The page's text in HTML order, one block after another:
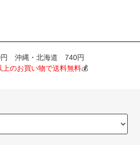
沖縄・北海道 740円
上のお買い物で送料無料💰